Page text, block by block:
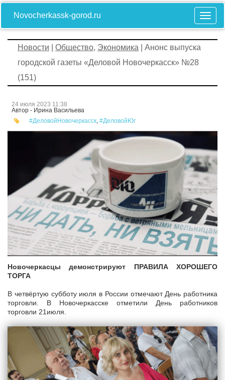
Novocherkassk-gorod.ru
Новости Общество, Экономика | Анонс выпуска
городской газеты «Деловой Новочеркасск» №28
(151)
24 июля 2023 11:38
Автор - Ирина Васильева
#ДеловойНовочеркасск, #ДеловойЮг
Новочеркасцы демонстрируют ПРАВИЛА ХОРОШЕГО
ТОРГА
В четвёртую субботу июля в России отмечают День работника
торговли. В Новочеркасске отметили День работников
торговли 21июля.